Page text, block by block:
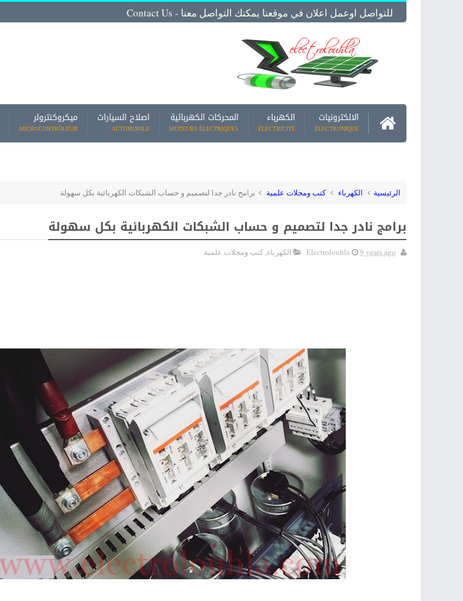
للتواصل اوعمل اعلان في موقعنا يمكنك التواصل معنا - Contact Us
الالكترونيات
ÉLECTRONIQUE
الكهرباء
ÉLECTRICITÉ
المحركات الكهربائية
MOTEURS ÉLECTRIQUES
اصلاح السيارات
AUTOMOBILE
ميكروكنترولر
MICROCONTRÔLEUR
الرئيسية الكهرباء كتب ومجلات علمية برامج نادر جدا لتصميم و حساب الشبكات الكهربائية بكل سهولة
برامج نادر جدا لتصميم و حساب الشبكات الكهربائية بكل سهولة
Electrolouhla 9 years ago الكهرباء, كتب ومجلات علمية